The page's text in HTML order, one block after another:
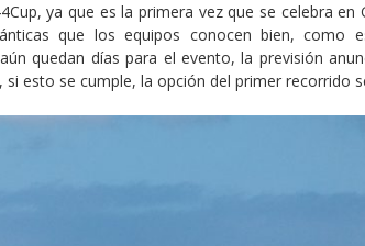
ya que es la primera vez que se celebra en
que los equipos conocen bien, como
quedan días para el evento, la previsión
esto se cumple, la opción del primer recorrido